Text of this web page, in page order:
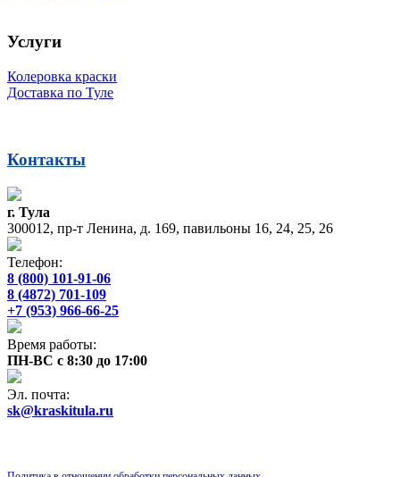
Услуги
Колеровка краски
Доставка по Туле
Контакты
г. Тула
300012, пр-т Ленина, д. 169, павильоны 16, 24, 25, 26
Телефон:
8 (800) 101-91-06
8 (4872) 701-109
+7 (953) 966-66-25
Время работы:
ПН-ВС с 8:30 до 17:00
Эл. почта:
sk@kraskitula.ru